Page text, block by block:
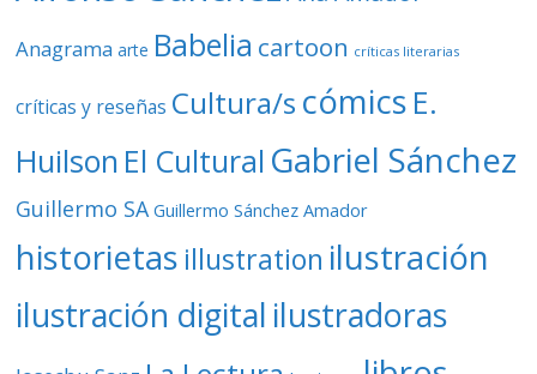
Anagrama arte Babelia cartoon críticas literarias
críticas y reseñas Cultura/s cómics E.
Huilson El Cultural Gabriel Sánchez
Guillermo SA Guillermo Sánchez Amador
historietas illustration ilustración
ilustración digital ilustradoras